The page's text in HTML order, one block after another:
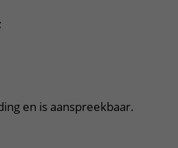
en is aanspreekbaar.